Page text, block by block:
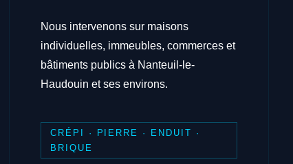
Nous intervenons sur maisons
individuelles, immeubles, commerces et
bâtiments publics à Nanteuil-le-
Haudouin et ses environs.
CRÉPI · PIERRE · ENDUIT ·
BRIQUE